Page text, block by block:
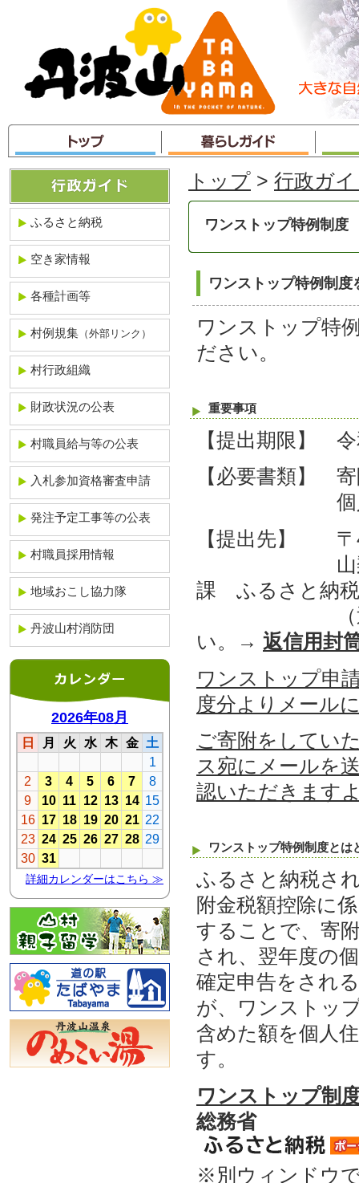
ャ
ン
プ
トップ > 行政ガ
ワンストップ特例制度
ワンストップ特例制度
ワンストップ特
ださい。
重要事項
【提出期限】
【必要書類】
個人番号確
【提出先】 〒
山梨県北都
課 ふるさと納
（返信用封
い。→ 返信用封
ワンストップ申
度分よりメール
ご寄附をしてい
ス宛にメールを
認いただきます
ワンストップ特例制度とは
ふるさと納税さ
附金税額控除に
することで、寄
され、翌年度の
確定申告をされ
が、ワンストッ
含めた額を個人
す。
ワンストップ制
総務省
※別ウィンドウ
ふるさと納税
空き家情報
各種計画等
村例規集 （外部リンク）
村行政組織
財政状況の公表
村職員給与等の公表
入札参加資格審査申請
発注予定工事等の公表
村職員採用情報
地域おこし協力隊
丹波山村消防団